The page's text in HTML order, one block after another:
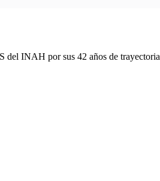
del INAH por sus 42 años de trayectoria